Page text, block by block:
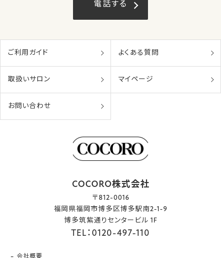
電話する
ご利用ガイド よくある質問
取扱いサロン マイページ
お問い合わせ
COCORO株式会社
〒812-0016
福岡県福岡市博多区博多駅南2-1-9
博多筑紫通りセンタービル 1F
TEL：0120-497-110
会社概要